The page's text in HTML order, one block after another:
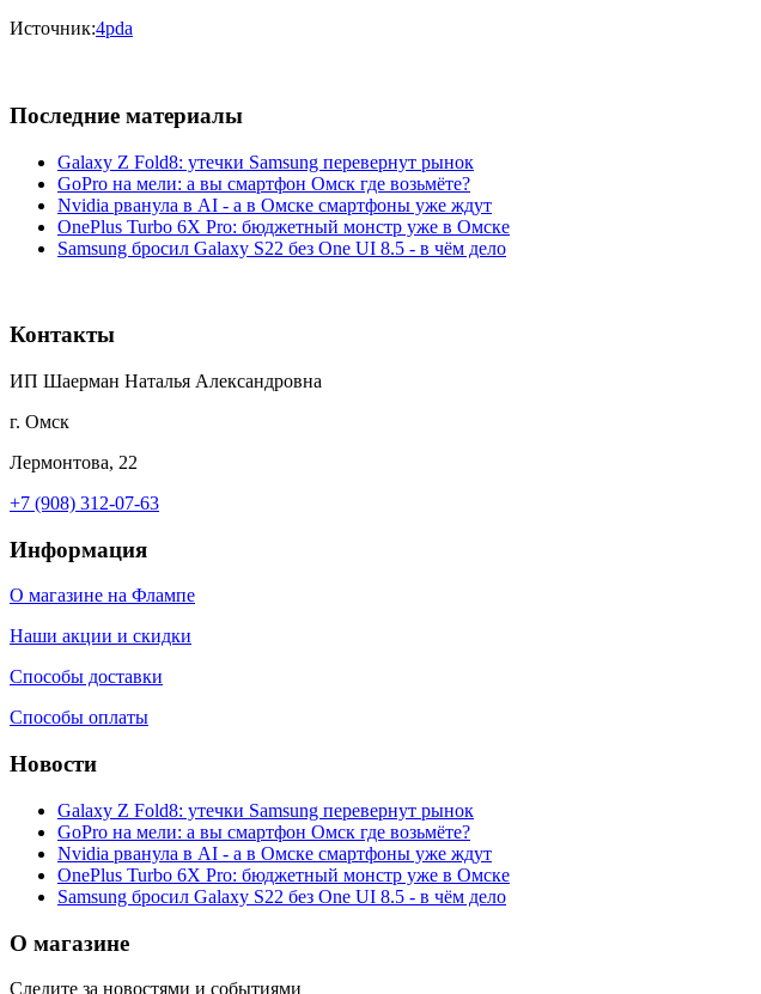
Источник:4pda
Последние материалы
Galaxy Z Fold8: утечки Samsung перевернут рынок
GoPro на мели: а вы смартфон Омск где возьмёте?
Nvidia рванула в AI - а в Омске смартфоны уже ждут
OnePlus Turbo 6X Pro: бюджетный монстр уже в Омске
Samsung бросил Galaxy S22 без One UI 8.5 - в чём дело
Контакты
ИП Шаерман Наталья Александровна
г. Омск
Лермонтова, 22
+7 (908) 312-07-63
Информация
О магазине на Флампе
Наши акции и скидки
Способы доставки
Способы оплаты
Новости
Galaxy Z Fold8: утечки Samsung перевернут рынок
GoPro на мели: а вы смартфон Омск где возьмёте?
Nvidia рванула в AI - а в Омске смартфоны уже ждут
OnePlus Turbo 6X Pro: бюджетный монстр уже в Омске
Samsung бросил Galaxy S22 без One UI 8.5 - в чём дело
О магазине
Следите за новостями и событиями